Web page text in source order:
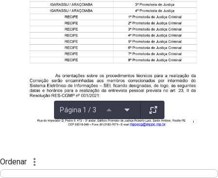
Página 1 / 3
Ordenar